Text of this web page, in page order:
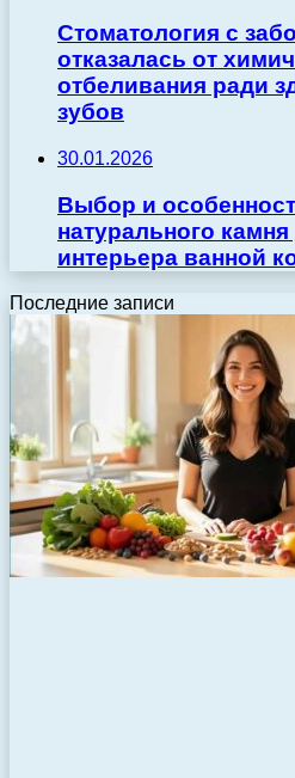
Стоматология с
отказалась от
отбеливания ради
зубов
30.01.2026
Выбор и
натурального
интерьера ванной
Последние записи